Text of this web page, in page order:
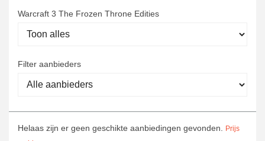
Warcraft 3 The Frozen Throne Edities
Filter aanbieders
Helaas zijn er geen geschikte aanbiedingen gevonden.
Prijs